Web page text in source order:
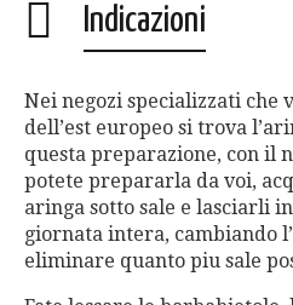
Indicazioni
Nei negozi specializzati che
dell’est europeo si trova
questa preparazione, con il
potete prepararla da voi,
aringa sotto sale e lasciarli
giornata intera, cambiando
eliminare quanto piu sale